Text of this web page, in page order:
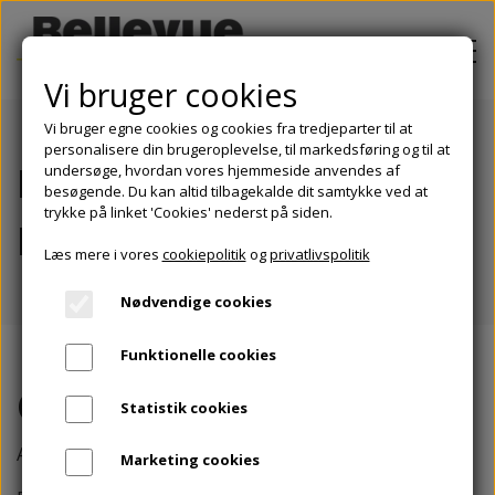
PROJEKTER
OM BELLEVUE EJENDOMSINVEST
BOLIGER TIL LEJE
BLIV INVESTOR
Bellevue 20 A/S 8700
Horsens
Om projektet
Ane Staunings Vej 24A-F, 8700 Horsens.
Vi bruger cookies
Vi bruger egne cookies og cookies fra tredjeparter til at
personalisere din brugeroplevelse, til markedsføring og til at
undersøge, hvordan vores hjemmeside anvendes af
besøgende. Du kan altid tilbagekalde dit samtykke ved at
trykke på linket 'Cookies' nederst på siden.
Læs mere i vores cookiepolitikogprivatlivspolitik
Nødvendige cookies
Funktionelle cookies
Statistik cookies
Marketing cookies